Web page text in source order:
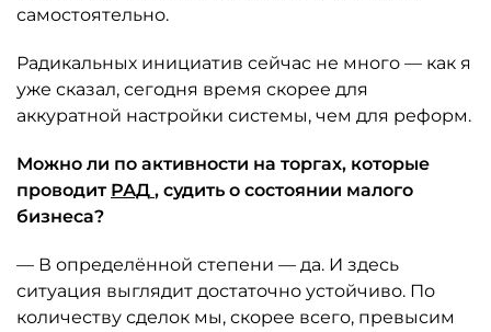
самостоятельно.
Радикальных инициатив сейчас не много — как я
уже сказал, сегодня время скорее для
аккуратной настройки системы, чем для реформ.
Можно ли по активности на торгах, которые
проводит РАД , судить о состоянии малого
бизнеса?
— В определённой степени — да. И здесь
ситуация выглядит достаточно устойчиво. По
количеству сделок мы, скорее всего, превысим